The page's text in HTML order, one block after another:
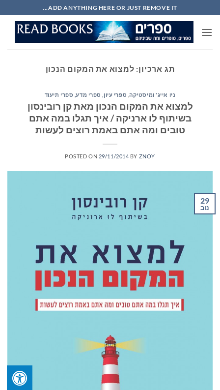
to
content
ADD ANYTHING HERE OR JUST REMOVE IT...
תג ארכיון: למצוא את המקום הנכון
ניו אייג' ומיסטיקה, ספרי עיון, ספרי מדע, ספרי תיעוד
למצוא את המקום הנכון מאת קן רובינסון
בשיתוף לו ארניקה / איך תגלו במה אתם
טובים ומה אתם באמת רוצים לעשות
POSTED ON 29/11/2014 BY ZNOY
29
נוב